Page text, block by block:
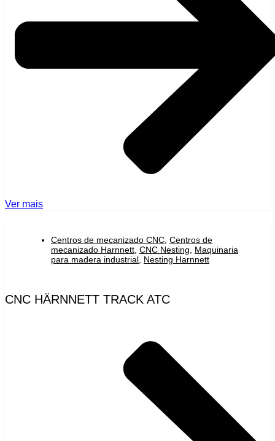
Ver mais
Centros de mecanizado CNC, Centros de
mecanizado Harnnett, CNC Nesting, Maquinaria
para madera industrial, Nesting Harnnett
CNC HÄRNNETT TRACK ATC